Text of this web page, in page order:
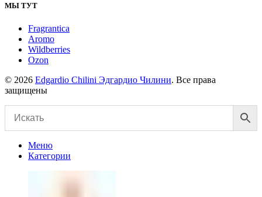
МЫ ТУТ
Fragrantica
Aromo
Wildberries
Ozon
© 2026 Edgardio Chilini Эдгардио Чилини. Все права
защищены
Меню
Категории